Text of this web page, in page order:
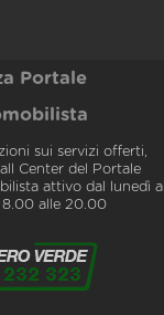
Portale
sui servizi offerti,
Center del Portale
attivo dal lunedì al
8.00 alle 20.00